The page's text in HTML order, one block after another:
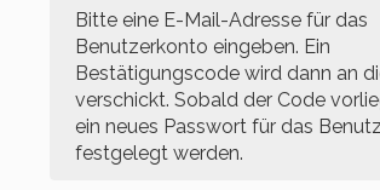
Bitte eine E-Mail-Adresse für das
Benutzerkonto eingeben. Ein
Bestätigungscode wird dann an
verschickt. Sobald der Code
ein neues Passwort für das
festgelegt werden.